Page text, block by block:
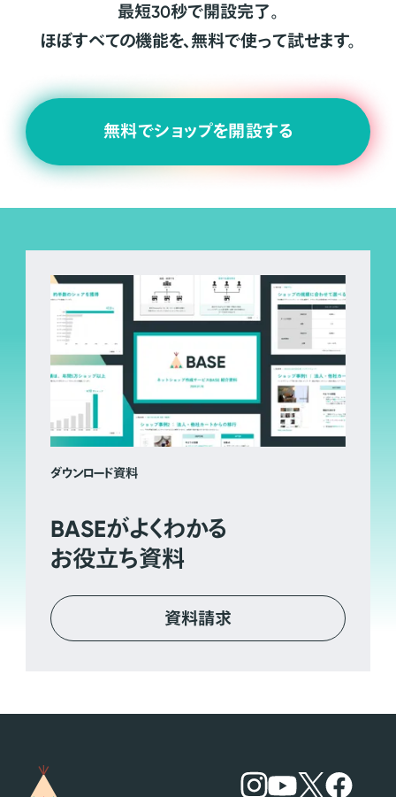
最短30秒で開設完了。
ほぼすべての機能を、無料で使って試せます。
無料でショップを開設する
ダウンロード資料
BASEがよくわかる
お役立ち資料
資料請求